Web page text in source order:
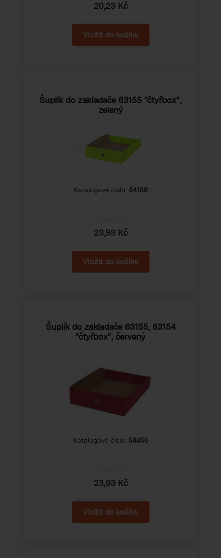
20,23 Kč
Šuplík do zakladače 63155 "čtyřbox",
zelený
Katalogové číslo: 54156
23,93 Kč
Šuplík do zakladače 63155, 63154
"čtyřbox", červený
Katalogové číslo: 54456
23,93 Kč